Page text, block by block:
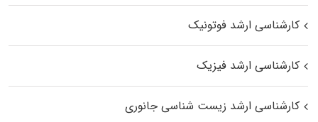
کارشناسی ارشد فوتونیک
کارشناسی ارشد فیزیک
کارشناسی ارشد زیست‌ شناسی جانوری